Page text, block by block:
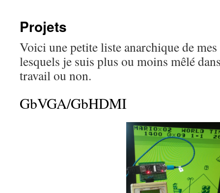
Projets
Voici une petite liste anarchique de
lesquels je suis plus ou moins mêlé
travail ou non.
GbVGA/GbHDMI